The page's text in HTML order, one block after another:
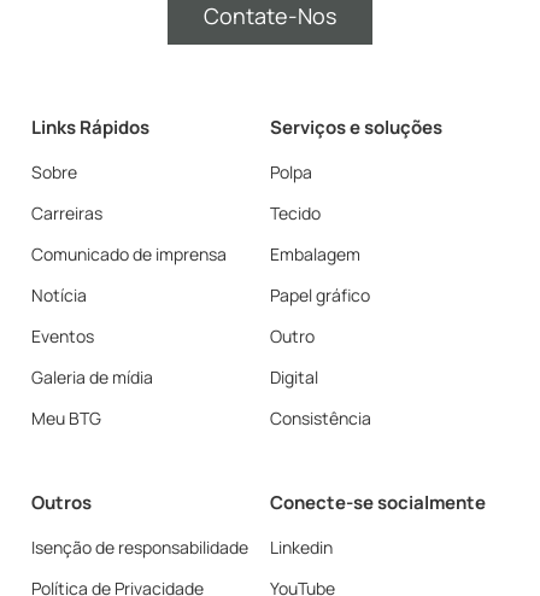
Contate-Nos
Links Rápidos
Sobre
Carreiras
Comunicado de imprensa
Notícia
Eventos
Galeria de mídia
Meu BTG
Serviços e soluções
Polpa
Tecido
Embalagem
Papel gráfico
Outro
Digital
Consistência
Outros
Isenção de responsabilidade
Política de Privacidade
Conecte-se socialmente
Linkedin
YouTube